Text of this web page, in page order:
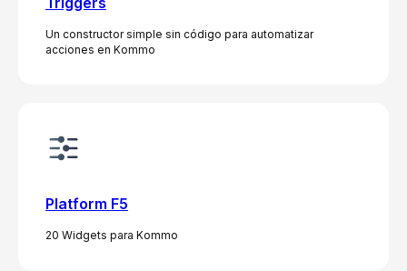
Un constructor simple sin código para automatizar
acciones en Kommo
Platform F5
20 Widgets para Kommo